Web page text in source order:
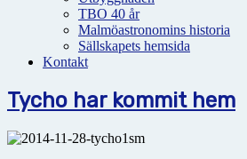
TBO 40 år
Malmöastronomins historia
Sällskapets hemsida
Kontakt
Tycho har kommit hem